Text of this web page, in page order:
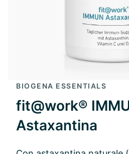
BIOGENA ESSENTIALS
fit@work®
Astaxantina